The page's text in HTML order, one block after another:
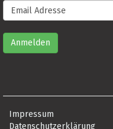
Impressum
Datenschutzerklärung